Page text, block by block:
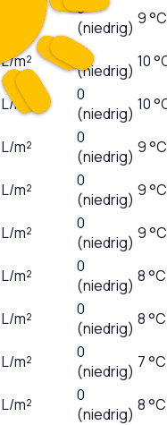
0
(niedrig) 9 °C
L/m²
0
(niedrig) 10
L/m²
0
(niedrig) 10
L/m²
0
(niedrig) 9 °C
L/m²
0
(niedrig) 9 °C
L/m²
0
(niedrig) 9 °C
L/m²
0
(niedrig) 8 °C
L/m²
0
(niedrig) 8 °C
L/m²
0
(niedrig) 7 °C
L/m²
0
(niedrig) 8 °C